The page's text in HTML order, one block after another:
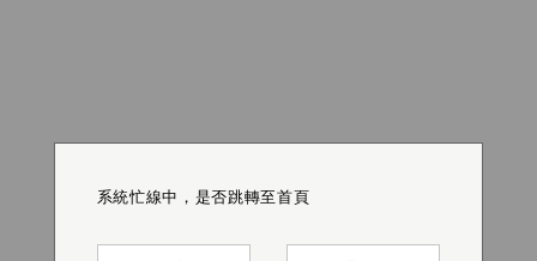
系統忙線中，是否跳轉至首頁
系統忙線中，是否跳轉至首頁
系統忙線中，是否跳轉至首頁
系統忙線中，是否跳轉至首頁
系統忙線中，是否跳轉至首頁